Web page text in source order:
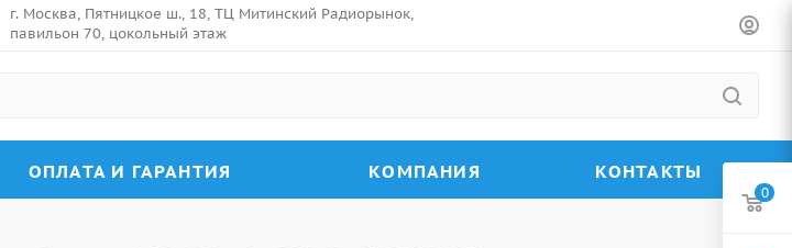
г. Москва, Пятницкое ш., 18, ТЦ Митинский Радиорынок,
павильон 70, цокольный этаж
ОПЛАТА И ГАРАНТИЯ КОМПАНИЯ КОНТАКТЫ
0